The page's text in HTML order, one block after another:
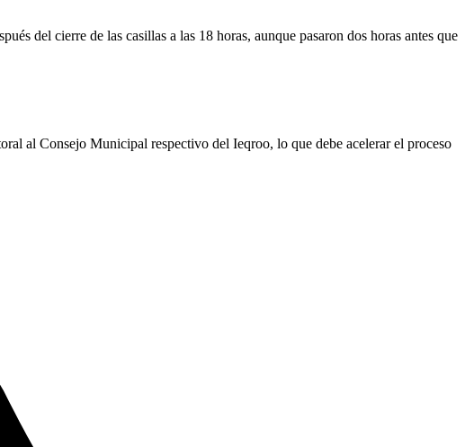
del cierre de las casillas a las 18 horas, aunque pasaron dos horas antes que
al Consejo Municipal respectivo del Ieqroo, lo que debe acelerar el proceso